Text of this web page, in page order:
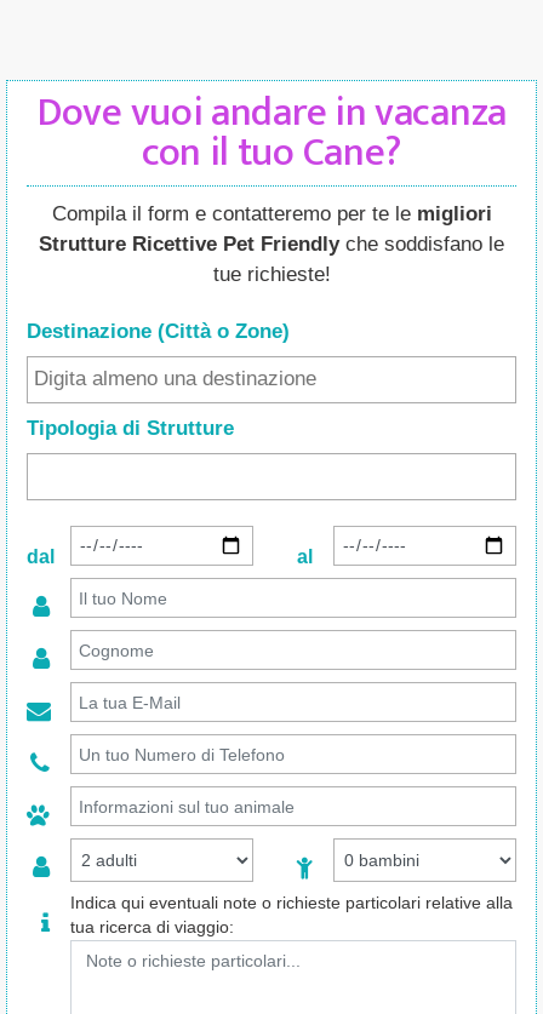
Dove vuoi andare in vacanza
con il tuo Cane?
Compila il form e contatteremo per te le migliori
Strutture Ricettive Pet Friendlyche soddisfano le
tue richieste!
Destinazione (Città o Zone)
Tipologia di Strutture
dal al
Indica qui eventuali note o richieste particolari relative alla
tua ricerca di viaggio: